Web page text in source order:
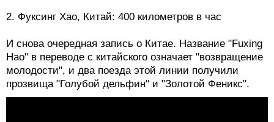
2. Фуксинг Хао, Китай: 400 километров в час
И снова очередная запись о Китае. Название "Fuxing
Hao" в переводе с китайского означает "возвращение
молодости", и два поезда этой линии получили
прозвища "Голубой дельфин" и "Золотой Феникс".